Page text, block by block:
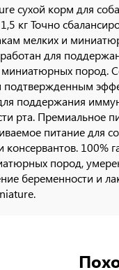
сухой корм для
кг Точно
мелких и
для
пород.
подтвержденным
поддержания
рта. Премиальное
питание для
консервантов. 100%
пород,
беременности и